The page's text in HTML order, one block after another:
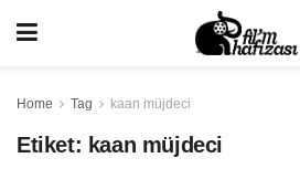
Home Tag kaan müjdeci
Etiket: kaan müjdeci